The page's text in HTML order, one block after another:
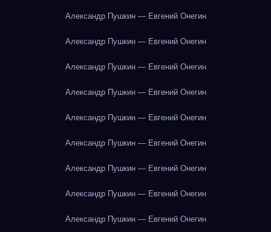
Александр Пушкин — Евгений Онегин
Александр Пушкин — Евгений Онегин
Александр Пушкин — Евгений Онегин
Александр Пушкин — Евгений Онегин
Александр Пушкин — Евгений Онегин
Александр Пушкин — Евгений Онегин
Александр Пушкин — Евгений Онегин
Александр Пушкин — Евгений Онегин
Александр Пушкин — Евгений Онегин